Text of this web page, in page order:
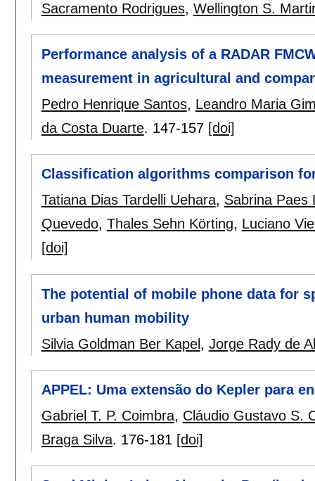
Sacramento Rodrigues, Wellington S.
Performance analysis of a RADAR
measurement in agricultural and
Pedro Henrique Santos, Leandro Maria
da Costa Duarte. 147-157 [doi]
Classification algorithms comparison
Tatiana Dias Tardelli Uehara, Sabrina Paes
Quevedo, Thales Sehn Körting, Luciano
[doi]
The potential of mobile phone data for
urban human mobility
Silvia Goldman Ber Kapel , Jorge Rady de
APPEL: Uma extensão do Kepler para
Gabriel T. P. Coimbra, Cláudio Gustavo S.
Braga Silva. 176-181 [doi]